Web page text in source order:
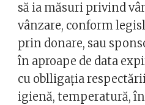
să ia măsuri privind
vânzare, conform
prin donare, sau
în aproape de data
cu oblligaţia
igienă, temperatură,